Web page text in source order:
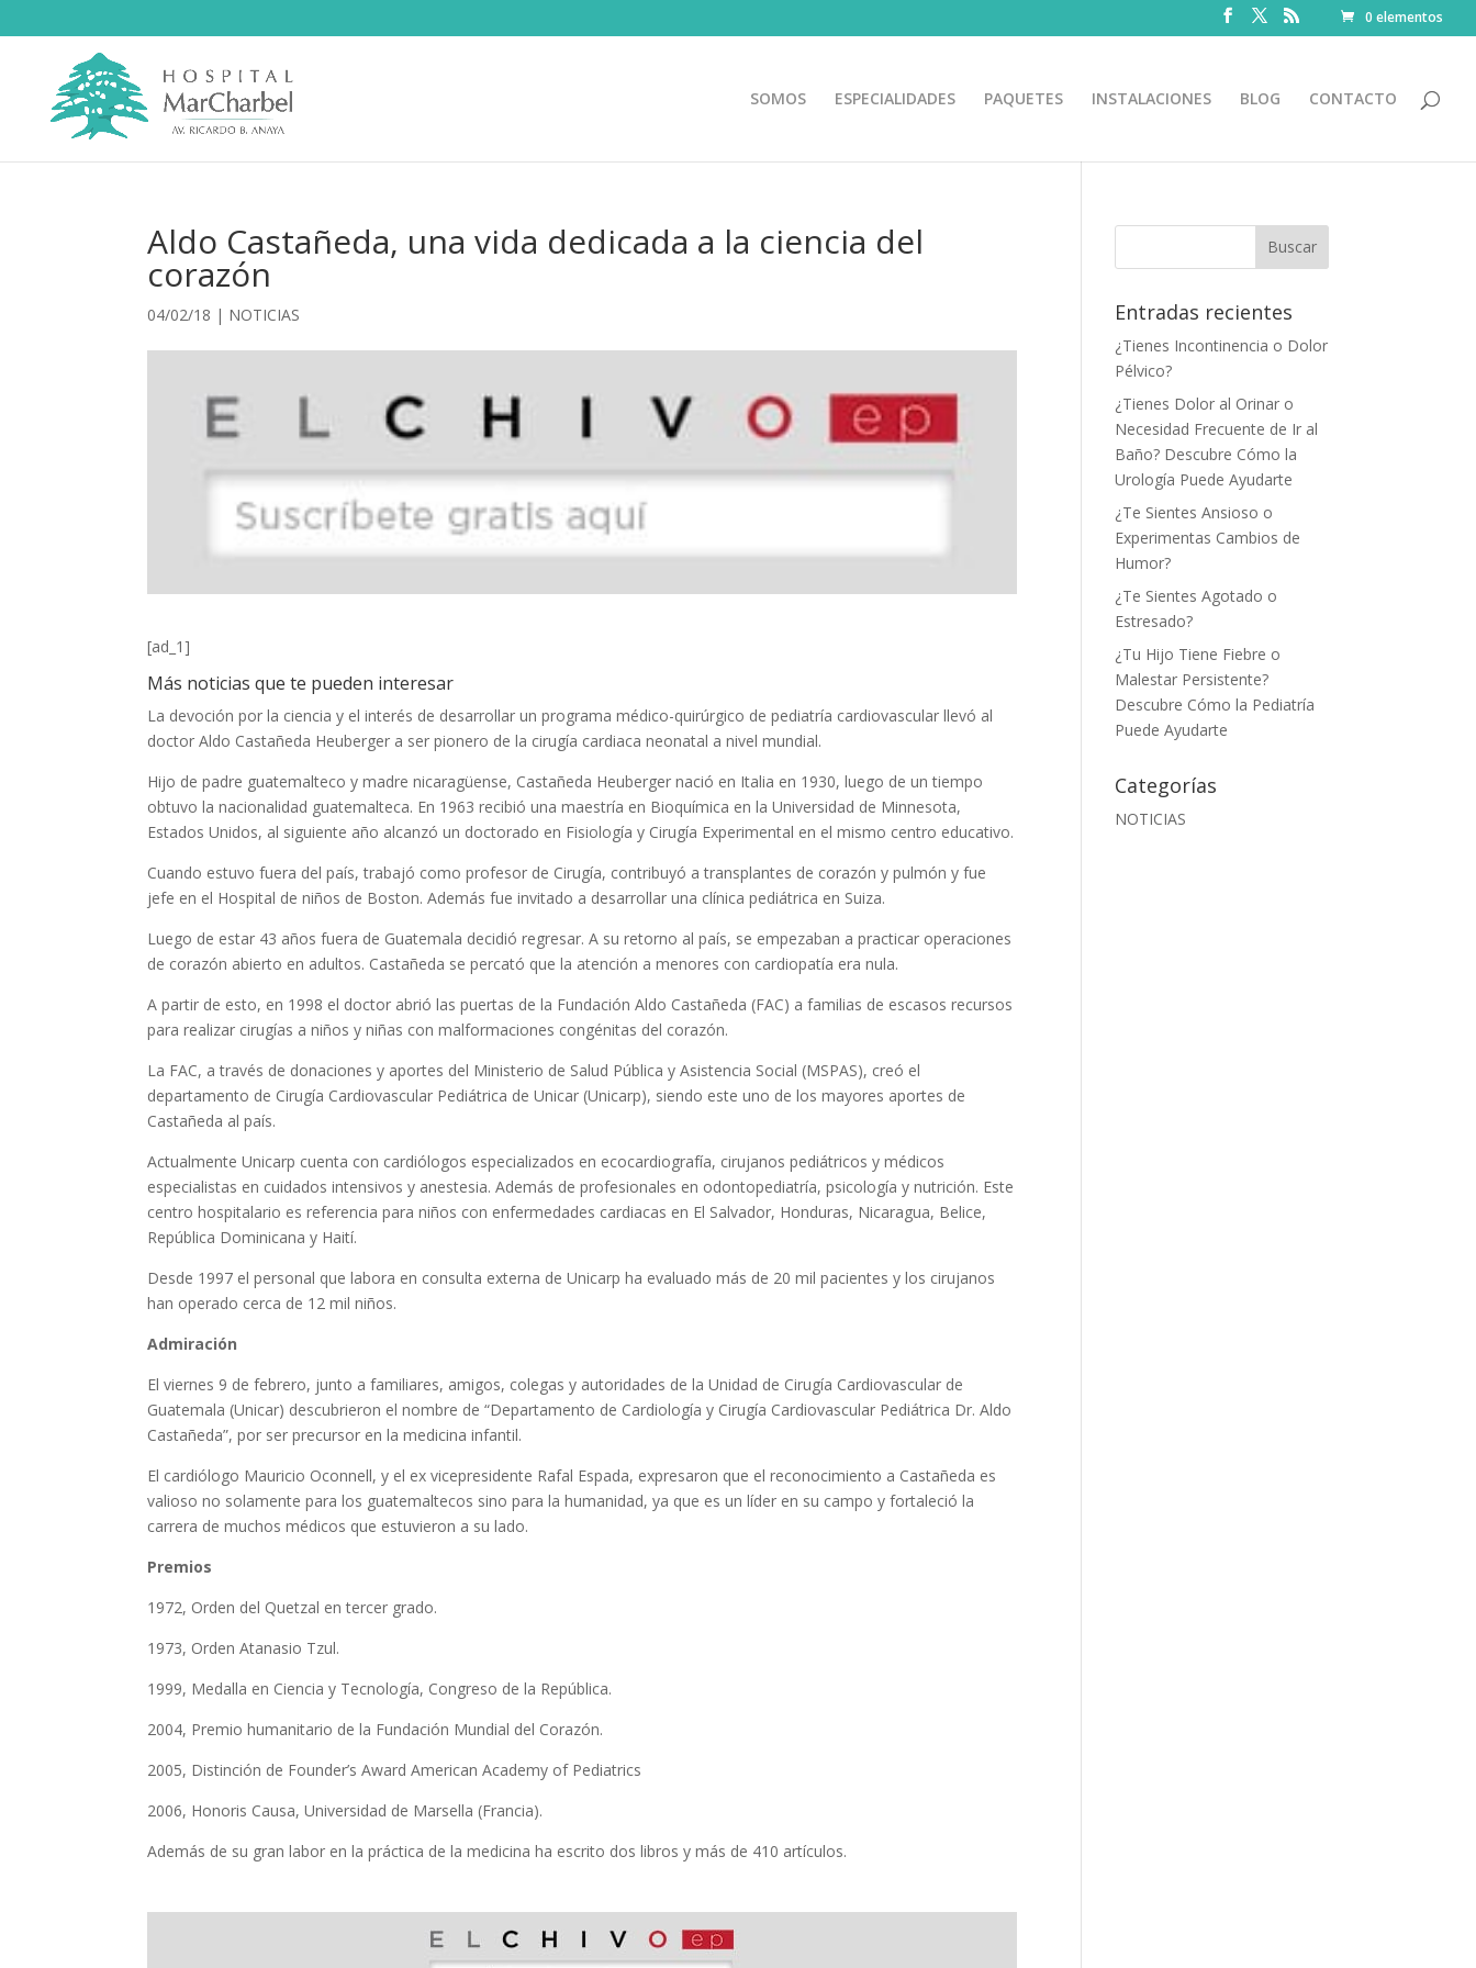
0 elementos
SOMOS ESPECIALIDADES PAQUETES INSTALACIONES BLOG CONTACTO
Aldo Castañeda, una vida dedicada a la ciencia del
corazón
04/02/18 | NOTICIAS
[ad_1]
Más noticias que te pueden interesar
La devoción por la ciencia y el interés de desarrollar un programa médico-quirúrgico de pediatría cardiovascular llevó al
doctor Aldo Castañeda Heuberger a ser pionero de la cirugía cardiaca neonatal a nivel mundial.
Hijo de padre guatemalteco y madre nicaragüense, Castañeda Heuberger nació en Italia en 1930, luego de un tiempo
obtuvo la nacionalidad guatemalteca. En 1963 recibió una maestría en Bioquímica en la Universidad de Minnesota,
Estados Unidos, al siguiente año alcanzó un doctorado en Fisiología y Cirugía Experimental en el mismo centro educativo.
Cuando estuvo fuera del país, trabajó como profesor de Cirugía, contribuyó a transplantes de corazón y pulmón y fue
jefe en el Hospital de niños de Boston. Además fue invitado a desarrollar una clínica pediátrica en Suiza.
Luego de estar 43 años fuera de Guatemala decidió regresar. A su retorno al país, se empezaban a practicar operaciones
de corazón abierto en adultos. Castañeda se percató que la atención a menores con cardiopatía era nula.
A partir de esto, en 1998 el doctor abrió las puertas de la Fundación Aldo Castañeda (FAC) a familias de escasos recursos
para realizar cirugías a niños y niñas con malformaciones congénitas del corazón.
La FAC, a través de donaciones y aportes del Ministerio de Salud Pública y Asistencia Social (MSPAS), creó el
departamento de Cirugía Cardiovascular Pediátrica de Unicar (Unicarp), siendo este uno de los mayores aportes de
Castañeda al país.
Actualmente Unicarp cuenta con cardiólogos especializados en ecocardiografía, cirujanos pediátricos y médicos
especialistas en cuidados intensivos y anestesia. Además de profesionales en odontopediatría, psicología y nutrición. Este
centro hospitalario es referencia para niños con enfermedades cardiacas en El Salvador, Honduras, Nicaragua, Belice,
República Dominicana y Haití.
Desde 1997 el personal que labora en consulta externa de Unicarp ha evaluado más de 20 mil pacientes y los cirujanos
han operado cerca de 12 mil niños.
Admiración
El viernes 9 de febrero, junto a familiares, amigos, colegas y autoridades de la Unidad de Cirugía Cardiovascular de
Guatemala (Unicar) descubrieron el nombre de “Departamento de Cardiología y Cirugía Cardiovascular Pediátrica Dr. Aldo
Castañeda”, por ser precursor en la medicina infantil.
El cardiólogo Mauricio Oconnell, y el ex vicepresidente Rafal Espada, expresaron que el reconocimiento a Castañeda es
valioso no solamente para los guatemaltecos sino para la humanidad, ya que es un líder en su campo y fortaleció la
carrera de muchos médicos que estuvieron a su lado.
Premios
1972, Orden del Quetzal en tercer grado.
1973, Orden Atanasio Tzul.
1999, Medalla en Ciencia y Tecnología, Congreso de la República.
2004, Premio humanitario de la Fundación Mundial del Corazón.
2005, Distinción de Founder’s Award American Academy of Pediatrics
2006, Honoris Causa, Universidad de Marsella (Francia).
Además de su gran labor en la práctica de la medicina ha escrito dos libros y más de 410 artículos.
Entradas recientes
¿Tienes Incontinencia o Dolor
Pélvico?
¿Tienes Dolor al Orinar o
Necesidad Frecuente de Ir al
Baño? Descubre Cómo la
Urología Puede Ayudarte
¿Te Sientes Ansioso o
Experimentas Cambios de
Humor?
¿Te Sientes Agotado o
Estresado?
¿Tu Hijo Tiene Fiebre o
Malestar Persistente?
Descubre Cómo la Pediatría
Puede Ayudarte
Categorías
NOTICIAS